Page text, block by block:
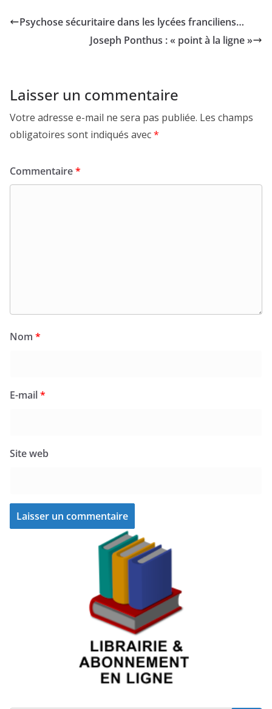
Psychose sécuritaire dans les lycées franciliens…
Joseph Ponthus : « point à la ligne »
Laisser un commentaire
Votre adresse e-mail ne sera pas publiée. Les champs
obligatoires sont indiqués avec*
Commentaire*
Nom *
E-mail*
Site web